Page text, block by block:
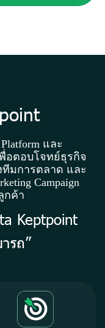
และ
พื่อตอบโจทย์ธุรกิจ
มการตลาด และ
Campaign
กค้า
Keptpoint
รถ”